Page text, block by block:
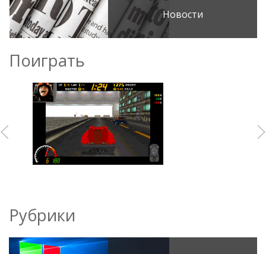
Новости
Поиграть
Рубрики